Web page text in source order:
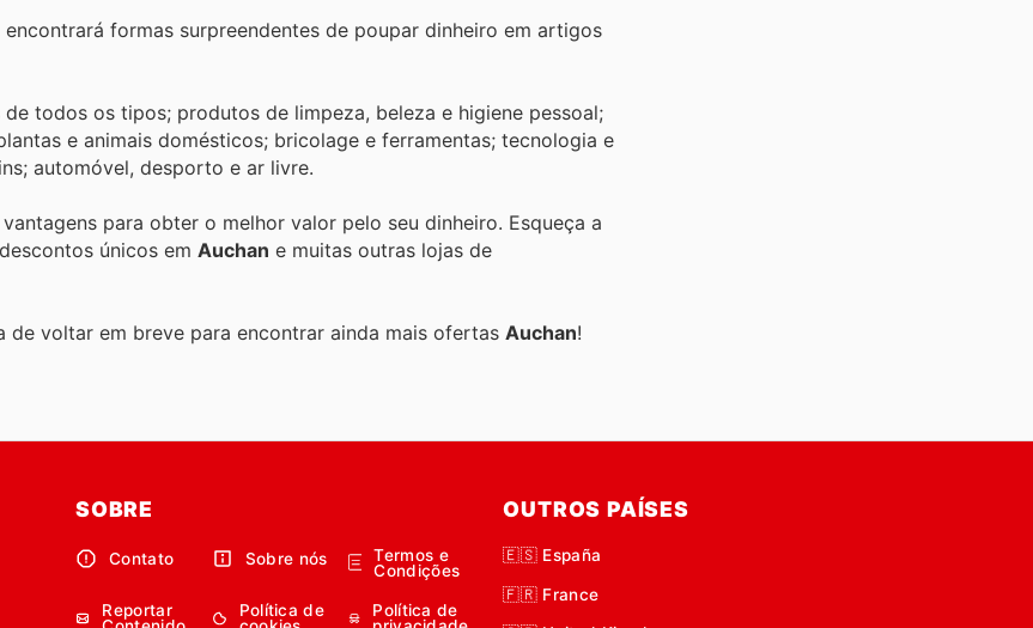
formas surpreendentes de poupar dinheiro em artigos
todos os tipos; produtos de limpeza, beleza e higiene pessoal;
e animais domésticos; bricolage e ferramentas; tecnologia e
automóvel, desporto e ar livre.
para obter o melhor valor pelo seu dinheiro. Esqueça a
únicos em Auchan e muitas outras lojas de
voltar em breve para encontrar ainda mais ofertas Auchan!
SOBRE
Contato Sobre nós
Termos e
Condições
Reportar
Política de
Política de
OUTROS PAÍSES
🇪🇸 España
🇫🇷 France